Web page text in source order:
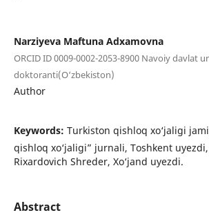
Narziyeva Maftuna Adxamovna
ORCID ID 0009-0002-2053-8900 Navoiy davlat
doktoranti(O‘zbekiston)
Author
Keywords: Turkiston qishloq xo‘jaligi
qishloq xo‘jaligi” jurnali, Toshkent
Rixardovich Shreder, Xo‘jand uyezdi.
Abstract